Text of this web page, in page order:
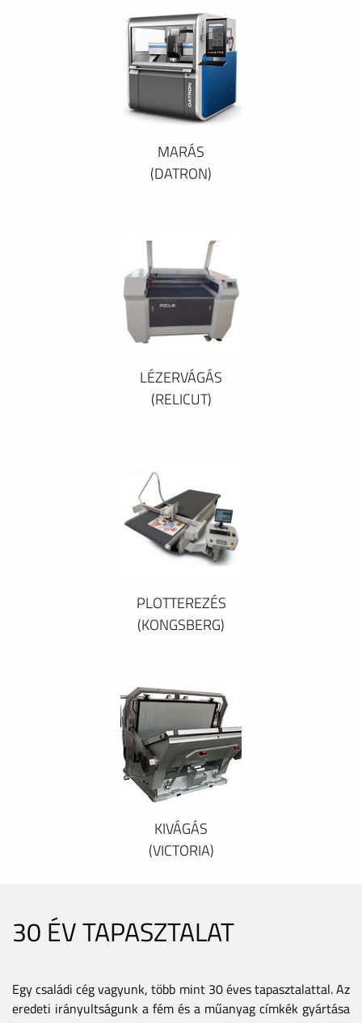
MARÁS
(DATRON)
LÉZERVÁGÁS
(RELICUT)
PLOTTEREZÉS
(KONGSBERG)
KIVÁGÁS
(VICTORIA)
30 ÉV TAPASZTALAT
Egy családi cég vagyunk, több mint 30 éves tapasztalattal. Az
eredeti irányultságunk a fém és a műanyag címkék gyártása